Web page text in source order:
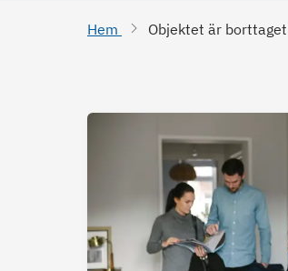
Hem Objektet är borttaget